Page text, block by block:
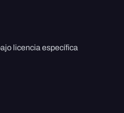
licencia específica